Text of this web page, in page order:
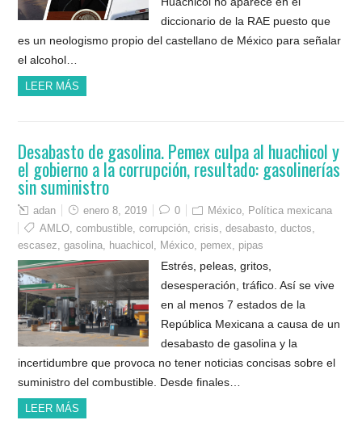
diccionario de la RAE puesto que
es un neologismo propio del castellano de México para señalar
el alcohol…
LEER MÁS
Desabasto de gasolina. Pemex culpa al huachicol y
el gobierno a la corrupción, resultado: gasolinerías
sin suministro
adan enero 8, 2019 0 México
Política mexicana
AMLO ,combustible ,corrupción ,crisis ,desabasto ,ductos
escasez ,gasolina huachicol México pemex pipas
Estrés, peleas, gritos,
desesperación, tráfico. Así se vive
en al menos 7 estados de la
República Mexicana a causa de un
desabasto de gasolina y la
incertidumbre que provoca no tener noticias concisas sobre el
suministro del combustible. Desde finales…
LEER MÁS